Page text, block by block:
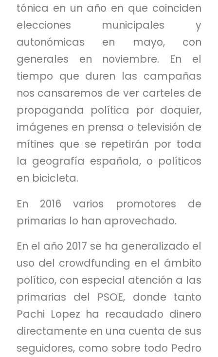
tónica en un año en que coinciden
elecciones municipales y
autonómicas en mayo, con
generales en noviembre. En el
tiempo que duren las campañas
nos cansaremos de ver carteles de
propaganda política por doquier,
imágenes en prensa o televisión de
mítines que se repetirán por toda
la geografía española, o políticos
en bicicleta.
En 2016 varios promotores de
primarias lo han aprovechado.
En el año 2017 se ha generalizado el
uso del crowdfunding en el ámbito
político, con especial atención a las
primarias del PSOE, donde tanto
Pachi Lopez ha recaudado dinero
directamente en una cuenta de sus
seguidores, como sobre todo Pedro